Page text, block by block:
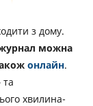
з дому.
можна
онлайн.
хвилина-